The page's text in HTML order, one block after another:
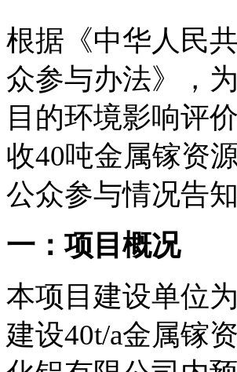
根据《中华人民
众参与办法》，
目的环境影响评
收40吨金属镓资
公众参与情况告
一：项目概况
本项目建设单位
建设40t/a金属镓